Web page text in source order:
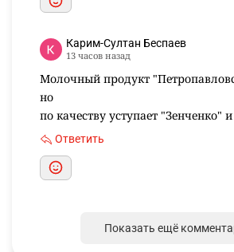
Карим-Султан Беспаев
13 часов назад
Молочный продукт
но
по качеству уступает "Зенченко"
Ответить
Показать ещё